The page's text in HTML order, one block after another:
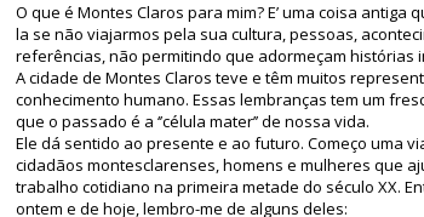
O que é Montes Claros para mim? E’ uma coisa
la se não viajarmos pela sua cultura, pessoas,
referências, não permitindo que adormeçam
A cidade de Montes Claros teve e têm muitos
conhecimento humano. Essas lembranças tem um
que o passado é a ‘’célula mater’’ de nossa vida.
Ele dá sentido ao presente e ao futuro. Começo uma
cidadãos montesclarenses, homens e mulheres que
trabalho cotidiano na primeira metade do século XX.
ontem e de hoje, lembro-me de alguns deles: